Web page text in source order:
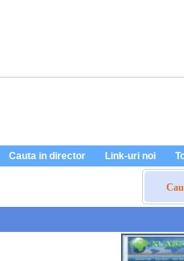
Cauta in director Link-uri noi